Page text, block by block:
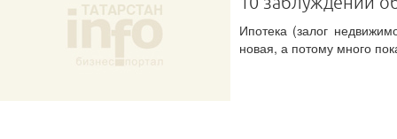
Ипотека (залог
новая, а потому много